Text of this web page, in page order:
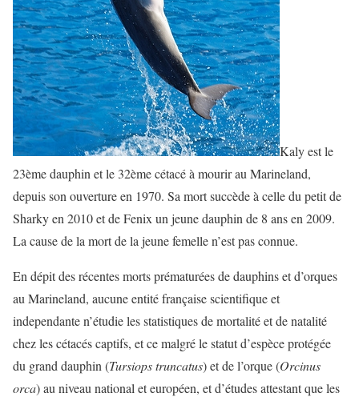
Kaly est le
23ème dauphin et le 32ème cétacé à mourir au Marineland,
depuis son ouverture en 1970. Sa mort succède à celle du petit de
Sharky en 2010 et de Fenix un jeune dauphin de 8 ans en 2009.
La cause de la mort de la jeune femelle n’est pas connue.
En dépit des récentes morts prématurées de dauphins et d’orques
au Marineland, aucune entité française scientifique et
independante n’étudie les statistiques de mortalité et de natalité
chez les cétacés captifs, et ce malgré le statut d’espèce protégée
du grand dauphin (Tursiops truncatus) et de l’orque (Orcinus
orca) au niveau national et européen, et d’études attestant que les